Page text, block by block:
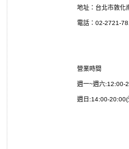
地址：台北市敦化
電話：02-2721-
營業時間
週一~週六:12:00-
週日:14:00-20:00(